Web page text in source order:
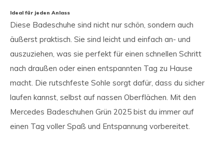
Ideal für jeden Anlass
Diese Badeschuhe sind nicht nur schön, sondern auch
äußerst praktisch. Sie sind leicht und einfach an- und
auszuziehen, was sie perfekt für einen schnellen Schritt
nach draußen oder einen entspannten Tag zu Hause
macht. Die rutschfeste Sohle sorgt dafür, dass du sicher
laufen kannst, selbst auf nassen Oberflächen. Mit den
Mercedes Badeschuhen Grün 2025 bist du immer auf
einen Tag voller Spaß und Entspannung vorbereitet.